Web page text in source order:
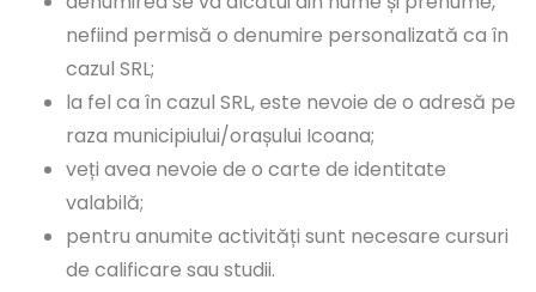
nefiind permisă o denumire personalizată ca în
cazul SRL;
la fel ca în cazul SRL, este nevoie de o adresă pe
raza municipiului/orașului Icoana;
veți avea nevoie de o carte de identitate
valabilă;
pentru anumite activități sunt necesare cursuri
de calificare sau studii.